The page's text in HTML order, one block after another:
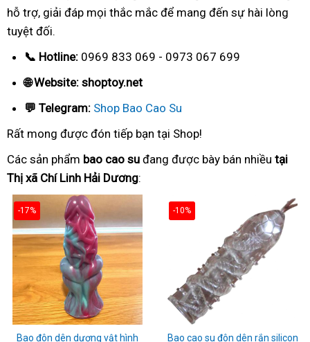
hỗ trợ, giải đáp mọi thắc mắc để mang đến sự hài lòng
tuyệt đối.
📞 Hotline: 0969 833 069 - 0973 067 699
🌐 Website: shoptoy.net
💬 Telegram: Shop Bao Cao Su
Rất mong được đón tiếp bạn tại Shop!
Các sản phẩm bao cao su đang được bày bán nhiều tại
Thị xã Chí Linh Hải Dương:
-17%
Bao đôn dên dương vật hình
-10%
Bao cao su đôn dên rắn silicon